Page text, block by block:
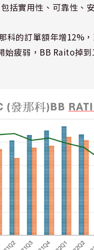
括實用性、可靠性、
科的訂單額年增12%
疲弱，BB Raito掉